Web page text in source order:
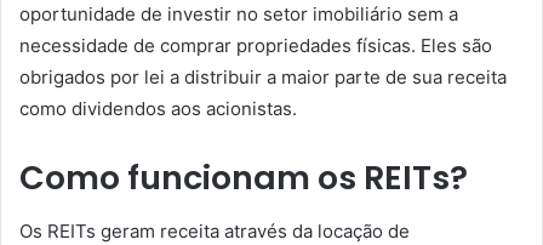
oportunidade de investir no setor imobiliário sem a
necessidade de comprar propriedades físicas. Eles são
obrigados por lei a distribuir a maior parte de sua receita
como dividendos aos acionistas.
Como funcionam os REITs?
Os REITs geram receita através da locação de